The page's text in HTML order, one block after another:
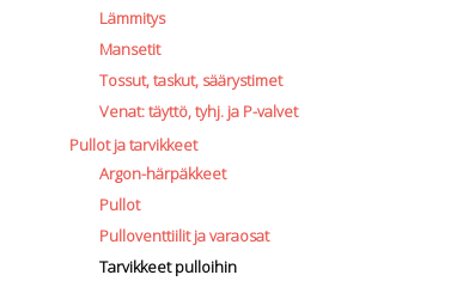
Lämmitys
Mansetit
Tossut, taskut, säärystimet
Venat: täyttö, tyhj. ja P-valvet
Pullot ja tarvikkeet
Argon-härpäkkeet
Pullot
Pulloventtiilit ja varaosat
Tarvikkeet pulloihin